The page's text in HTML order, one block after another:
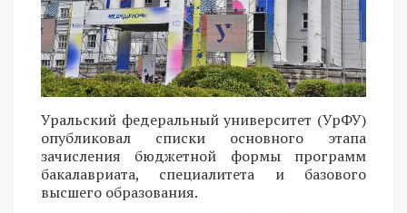
Уральский федеральный университет (УрФУ)
опубликовал списки основного этапа
зачисления бюджетной формы программ
бакалавриата, специалитета и базового
высшего образования.